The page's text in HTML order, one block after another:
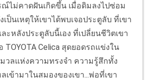
ณ์ไม่คาดฝันเกิดขึ้น เมื่อดิมลงไปซ่อม
ป็นเหตุให้เขาได้พบเจอประตูลับ ที่เขา
ะหลังประตูลับนี้เอง ที่เปลี่ยนชีวิตเขา
TOYOTA Celica สุดยอดรถแข่งใน
วลแห่งความทรงจำ ความรู้สึกทั้ง
เข้ามาในสมองของเขา...พ่อที่เขา